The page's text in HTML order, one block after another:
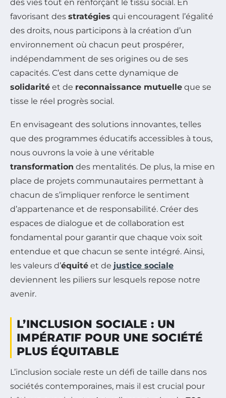
des vies tout en renforçant le tissu social. En
favorisant des stratégies qui encouragent l’égalité
des droits, nous participons à la création d’un
environnement où chacun peut prospérer,
indépendamment de ses origines ou de ses
capacités. C’est dans cette dynamique de
solidarité et de reconnaissance mutuelle que se
tisse le réel progrès social.
En envisageant des solutions innovantes, telles
que des programmes éducatifs accessibles à tous,
nous ouvrons la voie à une véritable
transformation des mentalités. De plus, la mise en
place de projets communautaires permettant à
chacun de s’impliquer renforce le sentiment
d’appartenance et de responsabilité. Créer des
espaces de dialogue et de collaboration est
fondamental pour garantir que chaque voix soit
entendue et que chacun se sente intégré. Ainsi,
les valeurs d’équité et de justice sociale
deviennent les piliers sur lesquels repose notre
avenir.
L’INCLUSION SOCIALE : UN
IMPÉRATIF POUR UNE SOCIÉTÉ
PLUS ÉQUITABLE
L’inclusion sociale reste un défi de taille dans nos
sociétés contemporaines, mais il est crucial pour